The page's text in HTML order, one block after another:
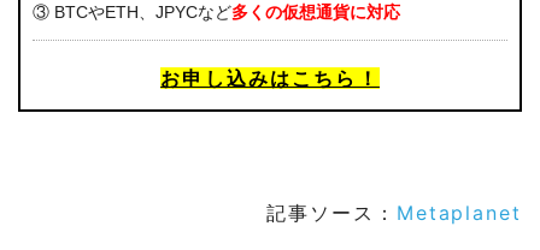
③ BTCやETH、JPYCなど多くの仮想通貨に対応
お申し込みはこちら！
記事ソース： Metaplanet